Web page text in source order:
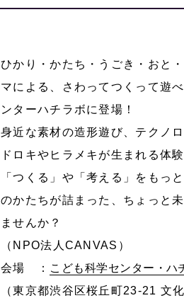
ひかり・かたち・うごき・おと
マによる、さわってつくって遊
ンターハチラボに登場！
身近な素材の造形遊び、テクノ
ドロキやヒラメキが生まれる体
「つくる」や「考える」をもっ
のかたちが詰まった、ちょっと
ませんか？
（NPO法人CANVAS）
会場 ： こども科学センター・ハ
（東京都渋谷区桜丘町23-21 文